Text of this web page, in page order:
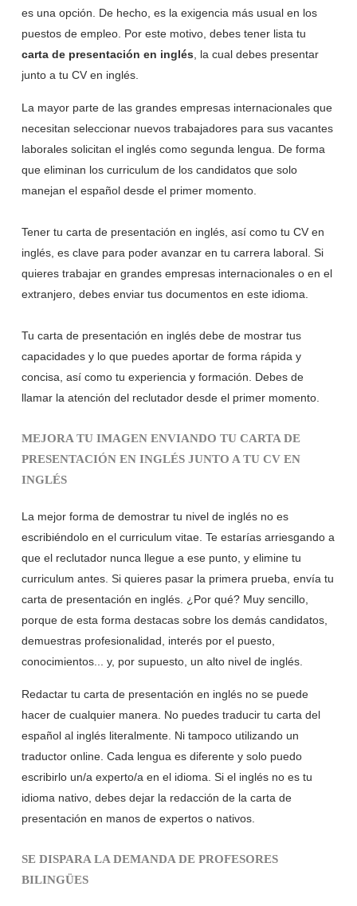
es una opción. De hecho, es la exigencia más usual en los
puestos de empleo. Por este motivo, debes tener lista tu
carta de presentación en inglés , la cual debes presentar
junto a tu CV en inglés.
La mayor parte de las grandes empresas internacionales que
necesitan seleccionar nuevos trabajadores para sus vacantes
laborales solicitan el inglés como segunda lengua. De forma
que eliminan los curriculum de los candidatos que solo
manejan el español desde el primer momento.
Tener tu carta de presentación en inglés, así como tu CV en
inglés, es clave para poder avanzar en tu carrera laboral. Si
quieres trabajar en grandes empresas internacionales o en el
extranjero, debes enviar tus documentos en este idioma.
Tu carta de presentación en inglés debe de mostrar tus
capacidades y lo que puedes aportar de forma rápida y
concisa, así como tu experiencia y formación. Debes de
llamar la atención del reclutador desde el primer momento.
MEJORA TU IMAGEN ENVIANDO TU CARTA DE
PRESENTACIÓN EN INGLÉS JUNTO A TU CV EN
INGLÉS
La mejor forma de demostrar tu nivel de inglés no es
escribiéndolo en el curriculum vitae. Te estarías arriesgando a
que el reclutador nunca llegue a ese punto, y elimine tu
curriculum antes. Si quieres pasar la primera prueba, envía tu
carta de presentación en inglés. ¿Por qué? Muy sencillo,
porque de esta forma destacas sobre los demás candidatos,
demuestras profesionalidad, interés por el puesto,
conocimientos... y, por supuesto, un alto nivel de inglés.
Redactar tu carta de presentación en inglés no se puede
hacer de cualquier manera. No puedes traducir tu carta del
español al inglés literalmente. Ni tampoco utilizando un
traductor online. Cada lengua es diferente y solo puedo
escribirlo un/a experto/a en el idioma. Si el inglés no es tu
idioma nativo, debes dejar la redacción de la carta de
presentación en manos de expertos o nativos.
SE DISPARA LA DEMANDA DE PROFESORES
BILINGÜES